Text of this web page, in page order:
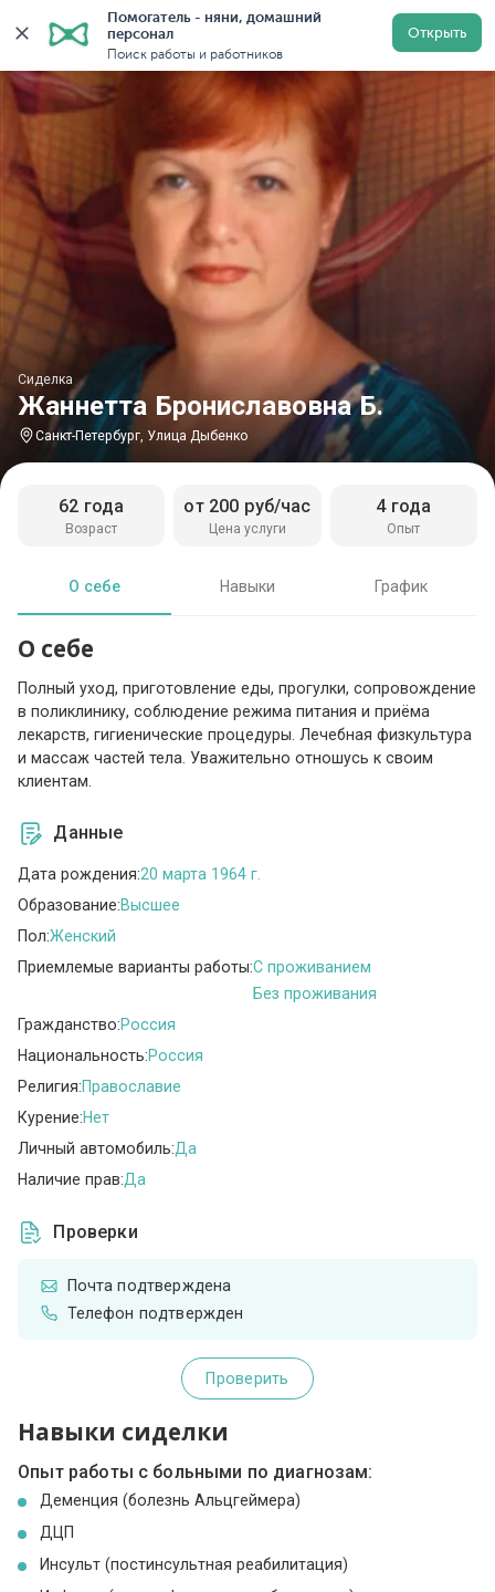
Помогатель - няни, домашний
персонал
Поиск работы и работников
Открыть
Главная Сиделки Сиделки в Санкт-Петербурге
Жаннетта Брониславовна Б.
Сиделка
Санкт-Петербург, Улица Дыбенко
Возраст
62 года
Цена услуги
от 200 руб/час
Опыт
4 года
О себе Навыки График
О себе
Полный уход, приготовление еды, прогулки, сопровождение
в поликлинику, соблюдение режима питания и приёма
лекарств, гигиенические процедуры. Лечебная физкультура
и массаж частей тела. Уважительно отношусь к своим
клиентам.
Данные
Дата рождения:20 марта 1964 г.
Образование:Высшее
Пол:Женский
Приемлемые варианты работы:C проживанием
Без проживания
Гражданство:Россия
Национальность:Россия
Религия:Православие
Курение:Нет
Личный автомобиль:Да
Наличие прав:Да
Проверки
Почта подтверждена
Телефон подтвержден
Проверить
Навыки сиделки
Опыт работы с больными по диагнозам:
Деменция (болезнь Альцгеймера)
ДЦП
Инсульт (постинсультная реабилитация)